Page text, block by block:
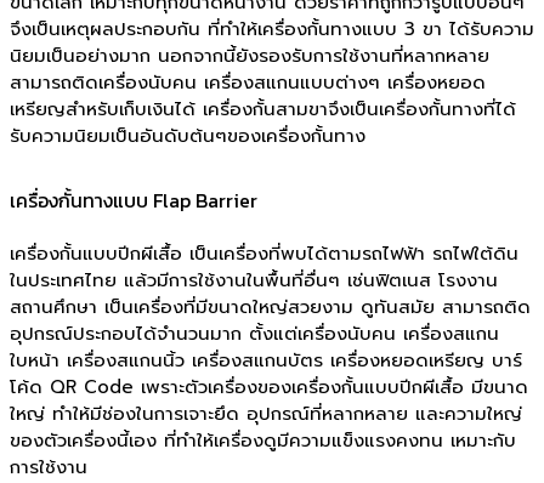
จึงเป็นเหตุผลประกอบกัน ที่ทำให้เครื่องกั้นทางแบบ 3 ขา ได้รับความ
นิยมเป็นอย่างมาก นอกจากนี้ยังรองรับการใช้งานที่หลากหลาย
สามารถติดเครื่องนับคน เครื่องสแกนแบบต่างๆ เครื่องหยอด
เหรียญสำหรับเก็บเงินได้ เครื่องกั้นสามขาจึงเป็นเครื่องกั้นทางที่ได้
รับความนิยมเป็นอันดับต้นๆของเครื่องกั้นทาง
เครื่องกั้นทางแบบ Flap Barrier
เครื่องกั้นแบบปีกผีเสื้อ เป็นเครื่องที่พบได้ตามรถไฟฟ้า รถไฟใต้ดิน
ในประเทศไทย แล้วมีการใช้งานในพื้นที่อื่นๆ เช่นฟิตเนส โรงงาน
สถานศึกษา เป็นเครื่องที่มีขนาดใหญ่สวยงาม ดูทันสมัย สามารถติด
อุปกรณ์ประกอบได้จำนวนมาก ตั้งแต่เครื่องนับคน เครื่องสแกน
ใบหน้า เครื่องสแกนนิ้ว เครื่องสแกนบัตร เครื่องหยอดเหรียญ บาร์
โค้ด QR Code เพราะตัวเครื่องของเครื่องกั้นแบบปีกผีเสื้อ มีขนาด
ใหญ่ ทำให้มีช่องในการเจาะยึด อุปกรณ์ที่หลากหลาย และความใหญ่
ของตัวเครื่องนี้เอง ที่ทำให้เครื่องดูมีความแข็งแรงคงทน เหมาะกับ
การใช้งาน